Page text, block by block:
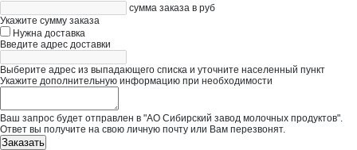
сумма заказа в руб
Укажите сумму заказа
Нужна доставка
Введите адрес доставки
Выберите адрес из выпадающего списка и уточните населенный пункт
Укажите дополнительную информацию при необходимости
Ваш запрос будет отправлен в "АО Сибирский завод молочных продуктов".
Ответ вы получите на свою личную почту или Вам перезвонят.
Заказать